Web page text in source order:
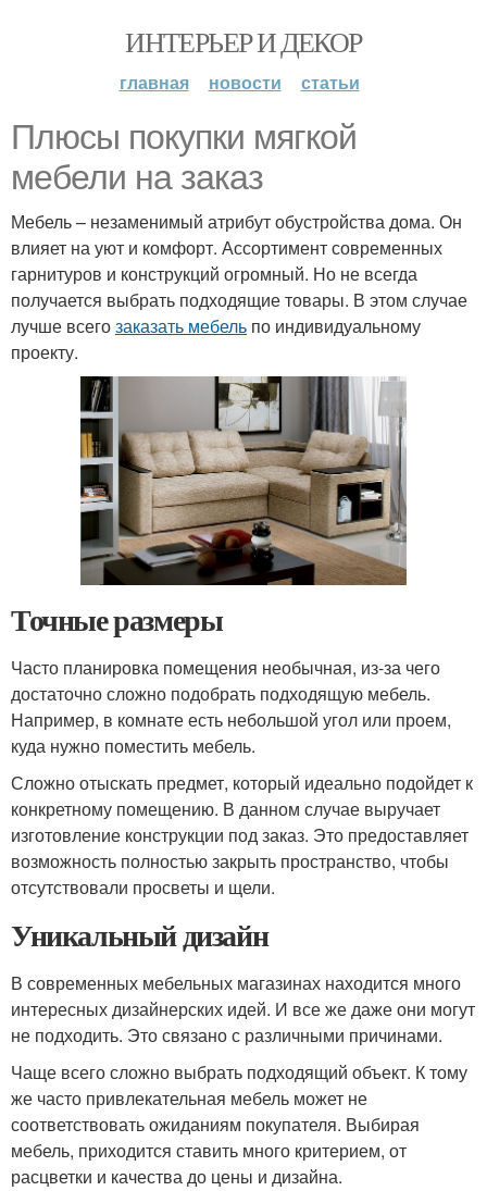
ИНТЕРЬЕР И ДЕКОР
главная новости статьи
Плюсы покупки мягкой
мебели на заказ
Мебель – незаменимый атрибут обустройства дома. Он
влияет на уют и комфорт. Ассортимент современных
гарнитуров и конструкций огромный. Но не всегда
получается выбрать подходящие товары. В этом случае
лучше всегозаказать мебель по индивидуальному
проекту.
Точные размеры
Часто планировка помещения необычная, из-за чего
достаточно сложно подобрать подходящую мебель.
Например, в комнате есть небольшой угол или проем,
куда нужно поместить мебель.
Сложно отыскать предмет, который идеально подойдет к
конкретному помещению. В данном случае выручает
изготовление конструкции под заказ. Это предоставляет
возможность полностью закрыть пространство, чтобы
отсутствовали просветы и щели.
Уникальный дизайн
В современных мебельных магазинах находится много
интересных дизайнерских идей. И все же даже они могут
не подходить. Это связано с различными причинами.
Чаще всего сложно выбрать подходящий объект. К тому
же часто привлекательная мебель может не
соответствовать ожиданиям покупателя. Выбирая
мебель, приходится ставить много критерием, от
расцветки и качества до цены и дизайна.